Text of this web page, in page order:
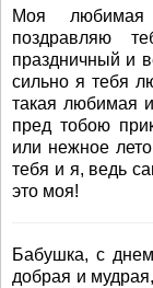
Моя
поздравляю
праздничный и
сильно я тебя
такая любимая
пред тобою
или нежное
тебя и я, ведь
это моя!
Бабушка, с
добрая и